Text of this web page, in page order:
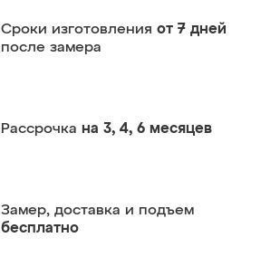
Сроки изготовления от 7 дней
после замера
Рассрочка на 3, 4, 6 месяцев
Замер, доставка и подъем
бесплатно